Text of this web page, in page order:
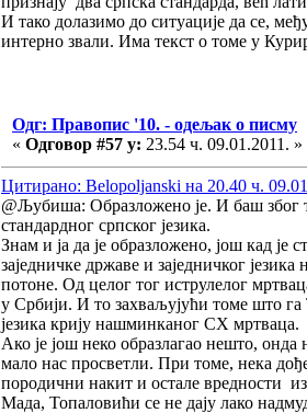
И тако долазимо до ситуације да се,
интерно звали. Има текст о томе у
Одг: Правопис '10. - одељак о писму
« Одговор #57 у: 23.54 ч. 09.01.2011. »
Цитирано: Belopoljanski на 20.40 ч.
@Љубиша: Образложено је. И баш због
стандардног српског језика.
Знам и ја да је образложено, још кад
заједничке државе и заједничког
потоне. Од целог тог иструлелог
у Србији. И то захваљујући томе што га
језика крију нашминканог СХ мртваца.
Ако је још неко образлагао нешто,
мало нас просветли. При томе, нека
породични накит и остале вредности
Мада, Топаловићи се не дају лако